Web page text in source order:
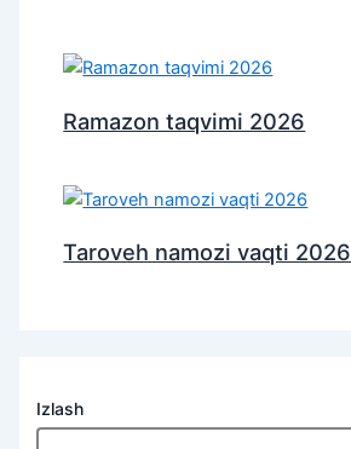
Ramazon taqvimi 2026
Taroveh namozi vaqti 2026
Izlash